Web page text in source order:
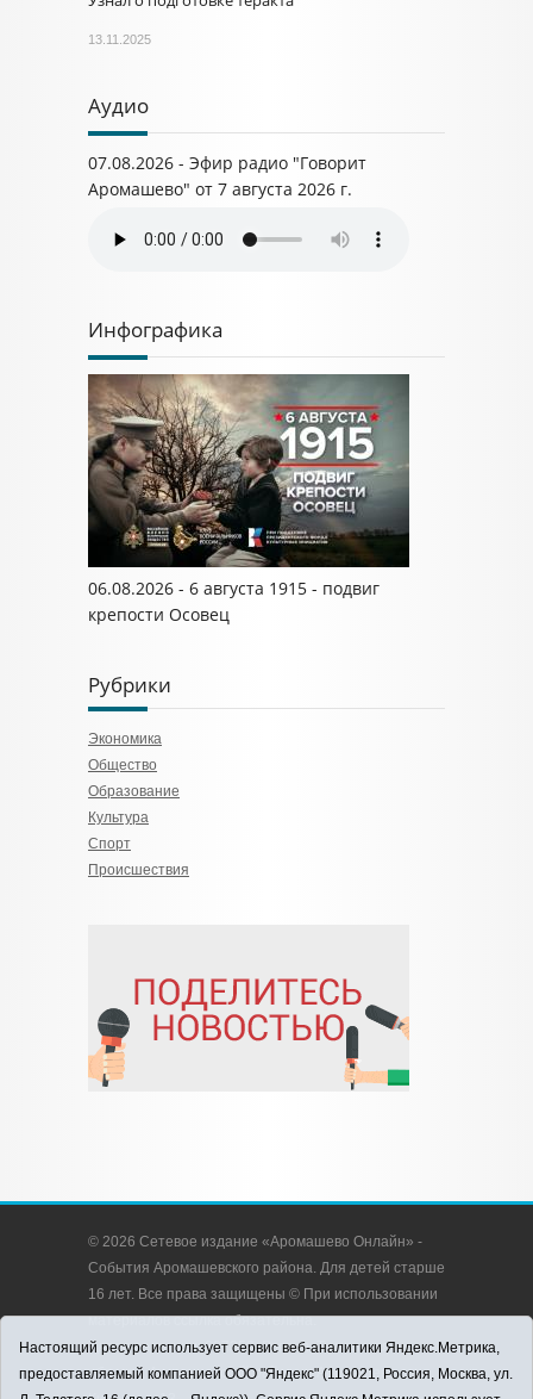
13.11.2025
Аудио
07.08.2026 - Эфир радио "Говорит
Аромашево" от 7 августа 2026 г.
Инфографика
06.08.2026 - 6 августа 1915 - подвиг
крепости Осовец
Рубрики
Экономика
Общество
Образование
Культура
Спорт
Происшествия
© 2026 Сетевое издание «Аромашево Онлайн» -
События Аромашевского района. Для детей старше
16 лет. Все права защищены © При использовании
материалов ссылка обязательна.
Адрес редакции: 627350, Россия, Тюменская
область, Аромашевский район, с. Аромашево, ул.
Настоящий ресурс использует сервис веб-аналитики Яндекс.Метрика,
предоставляемый компанией ООО "Яндекс" (119021, Россия, Москва, ул.